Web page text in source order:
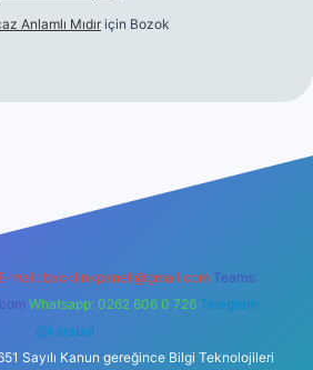
Anlamlı Mıdır için Bozok
mail: backlinkpaneli@gmail.com Teams:
Whatsapp: 0262 606 0 726 Telegram:
@karabul
Sayılı Kanun gereğince Bilgi Teknolojileri